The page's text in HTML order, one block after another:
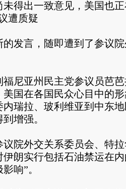
未得出一致意见，美国也
遭质疑
言，随即遭到了参议院
亚州民主党参议员芭芭
美国在各国民众心目中的
内瑞拉、玻利维亚到中东
增强。
外交关系委员会、特拉
伊朗实行包括石油禁运在
响”。